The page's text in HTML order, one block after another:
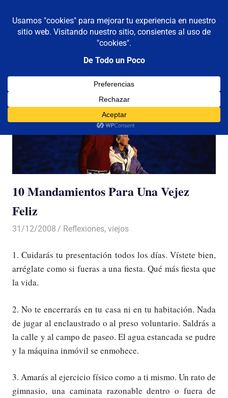
contenido
De todo un poco
Reflexiones,
Viajes
MENÚ
10 Mandamientos Para Una Vejez
Feliz
31/12/2008 Luis Castellanos
Reflexiones,viejos
1. Cuidarás tu presentación todos los días. Vístete bien,
arréglate como si fueras a una fiesta. Qué más fiesta que
la vida.
2. No te encerrarás en tu casa ni en tu habitación. Nada
de jugar al enclaustrado o al preso voluntario. Saldrás a
la calle y al campo de paseo. El agua estancada se pudre
y la máquina inmóvil se enmohece.
3. Amarás al ejercicio físico como a ti mismo. Un rato de
gimnasio, una caminata razonable dentro o fuera de